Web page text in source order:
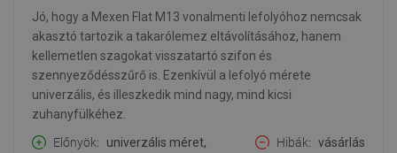
Jó, hogy a Mexen Flat M13 vonalmenti lefolyóhoz nemcsak
akasztó tartozik a takarólemez eltávolításához, hanem
kellemetlen szagokat visszatartó szifon és
szennyeződésszűrő is. Ezenkívül a lefolyó mérete
univerzális, és illeszkedik mind nagy, mind kicsi
zuhanyfülkéhez.
Előnyök
univerzális méret,
Hibák
vásárlás